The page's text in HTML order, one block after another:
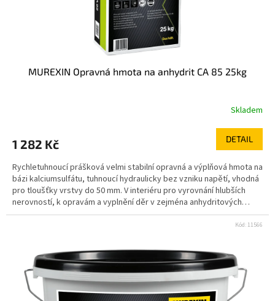
MUREXIN Opravná hmota na anhydrit CA 85 25kg
Skladem
1 282 Kč DETAIL
Rychletuhnoucí prášková velmi stabilní opravná a výplňová hmota na
bázi kalciumsulfátu, tuhnoucí hydraulicky bez vzniku napětí, vhodná
pro tloušťky vrstvy do 50 mm. V interiéru pro vyrovnání hlubších
nerovností, k opravám a vyplnění děr v zejména anhydritových
potěrech, xylolitu, magnezitového potěru a litých asfaltových
potěrů. K vyrovnání a stěrkování suchých stavebních prvků na bázi
nábytkem. rychletuhnoucí tuhne bez napětí pro podlahové
vytápění
Kód: 11566